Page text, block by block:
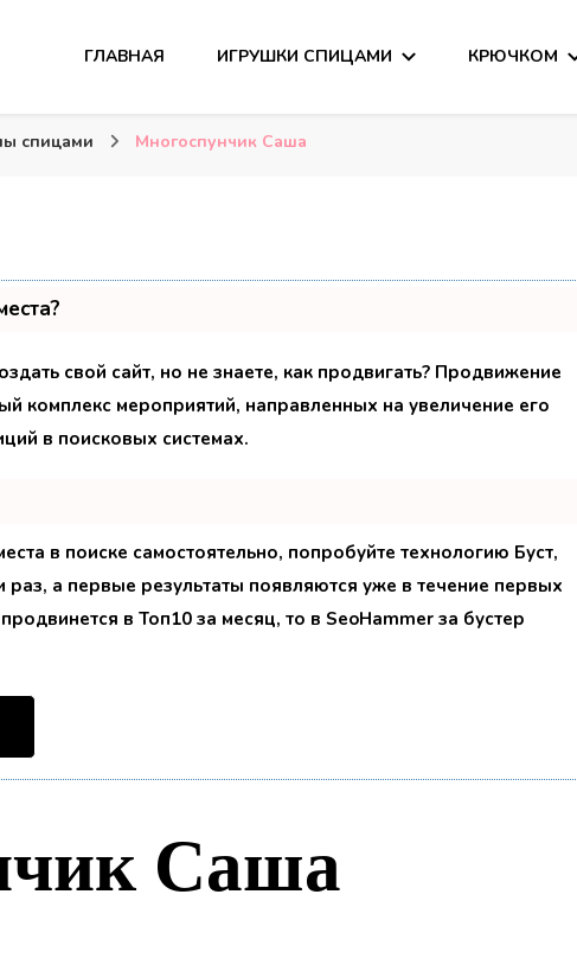
ГЛАВНАЯ ИГРУШКИ СПИЦАМИ КРЮЧКОМ
спицами Многоспунчик Саша
свой сайт, но не знаете, как продвигать? Продвижение
комплекс мероприятий, направленных на увеличение его
в поисковых системах.
в поиске самостоятельно, попробуйте технологию Буст,
раз, а первые результаты появляются уже в течение первых
в Топ10 за месяц, то в SeoHammer за бустер
Саша